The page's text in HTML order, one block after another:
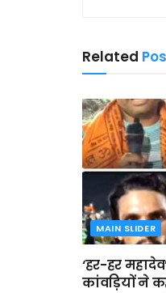
Related
MAIN SLIDER
‘हर-हर
कांवड़ियों ने